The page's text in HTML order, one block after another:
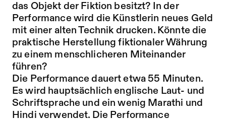
das Objekt der Fiktion besitzt? In der
Performance wird die Künstlerin neues Geld
mit einer alten Technik drucken. Könnte die
praktische Herstellung fiktionaler Währung
zu einem menschlicheren Miteinander
führen?
Die Performance dauert etwa 55 Minuten.
Es wird hauptsächlich englische Laut- und
Schriftsprache und ein wenig Marathi und
Hindi verwendet. Die Performance